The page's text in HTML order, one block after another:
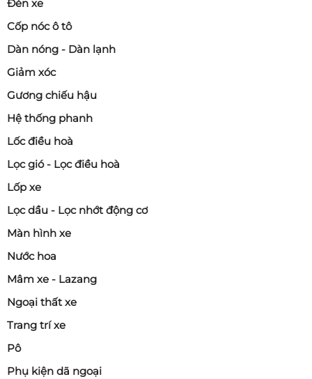
Đèn xe
Cốp nóc ô tô
Dàn nóng - Dàn lạnh
Giảm xóc
Gương chiếu hậu
Hệ thống phanh
Lốc điều hoà
Lọc gió - Lọc điều hoà
Lốp xe
Lọc dầu - Lọc nhớt động cơ
Màn hình xe
Nước hoa
Mâm xe - Lazang
Ngoại thất xe
Trang trí xe
Pô
Phụ kiện dã ngoại